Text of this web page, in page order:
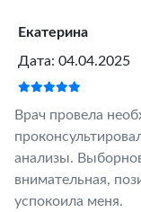
Екатерина
Дата: 04.04.2025
Врач провела
анализы.
внимательная,
успокоила меня.